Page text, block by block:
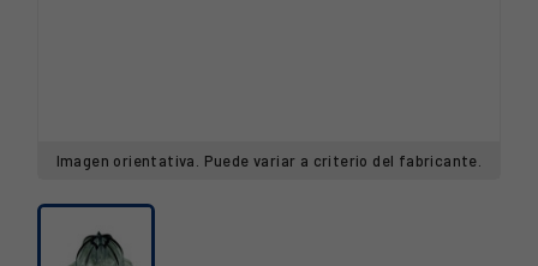
Imagen orientativa. Puede variar a criterio del fabricante.